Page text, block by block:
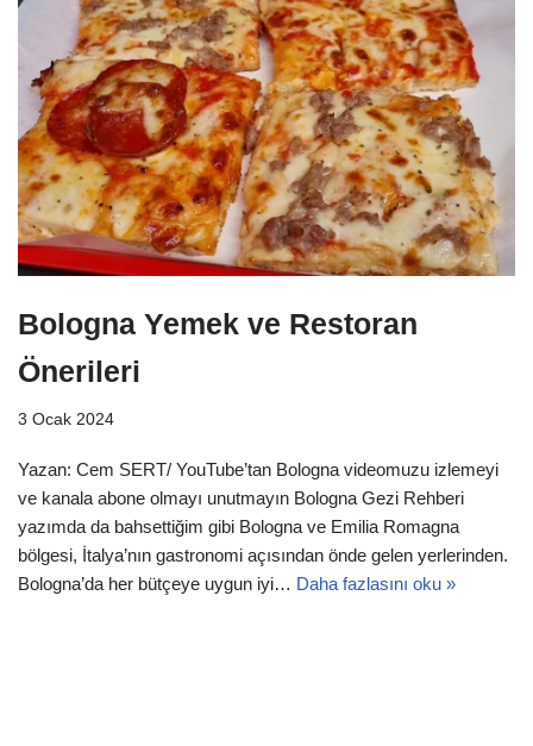
Bologna Yemek ve Restoran
Önerileri
3 Ocak 2024
Yazan: Cem SERT/ YouTube’tan Bologna videomuzu izlemeyi
ve kanala abone olmayı unutmayın Bologna Gezi Rehberi
yazımda da bahsettiğim gibi Bologna ve Emilia Romagna
bölgesi, İtalya’nın gastronomi açısından önde gelen yerlerinden.
Bologna’da her bütçeye uygun iyi… Daha fazlasını oku »